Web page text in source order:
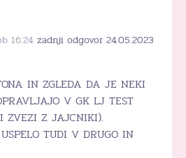
16:24 zadnji odgovor 24.05.2023
IN ZGLEDA DA JE NEKI
V GK LJ TEST
ZVEZI Z JAJCNIKI).
TUDI V DRUGO IN